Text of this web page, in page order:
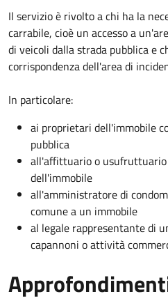
Il servizio è rivolto a chi ha la
carrabile, cioè un accesso a
di veicoli dalla strada pubblica e
corrispondenza dell'area di
In particolare:
ai proprietari dell'immobile
pubblica
all'affittuario o usufruttuario
dell'immobile
all'amministratore di
comune a un immobile
al legale rappresentante di
capannoni o attività